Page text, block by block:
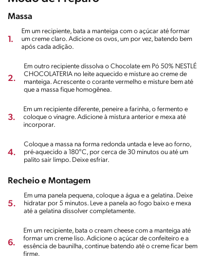
Massa
1.
Em um recipiente, bata a manteiga com o açúcar até formar
um creme claro. Adicione os ovos, um por vez, batendo bem
após cada adição.
2.
Em outro recipiente dissolva o Chocolate em Pó 50% NESTLÉ
CHOCOLATERIA no leite aquecido e misture ao creme de
manteiga. Acrescente o corante vermelho e misture bem até
que a massa fique homogênea.
3.
Em um recipiente diferente, peneire a farinha, o fermento e
coloque o vinagre. Adicione à mistura anterior e mexa até
incorporar.
4.
Coloque a massa na forma redonda untada e leve ao forno,
pré-aquecido a 180°C, por cerca de 30 minutos ou até um
palito sair limpo. Deixe esfriar.
Recheio e Montagem
5.
Em uma panela pequena, coloque a água e a gelatina. Deixe
hidratar por 5 minutos. Leve a panela ao fogo baixo e mexa
até a gelatina dissolver completamente.
6.
Em um recipiente, bata o cream cheese com a manteiga até
formar um creme liso. Adicione o açúcar de confeiteiro e a
essência de baunilha, continue batendo até o creme ficar bem
firme.